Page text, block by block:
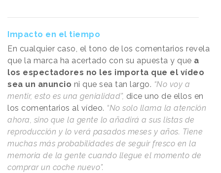
Impacto en el tiempo
En cualquier caso, el tono de los comentarios revela
que la marca ha acertado con su apuesta y que a
los espectadores no les importa que el vídeo
sea un anuncio ni que sea tan largo. “No voy a
mentir, esto es una genialidad”, dice uno de ellos en
los comentarios al vídeo. “No solo llama la atención
ahora, sino que la gente lo añadirá a sus listas de
reproducción y lo verá pasados meses y años. Tiene
muchas más probabilidades de seguir fresco en la
memoria de la gente cuando llegue el momento de
comprar un coche nuevo”.